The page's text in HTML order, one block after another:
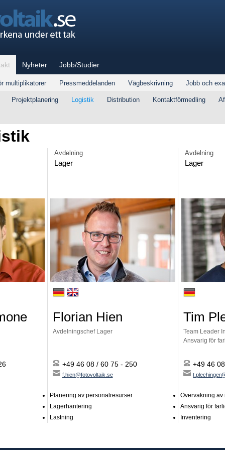
Nyheter Jobb/Studier
multiplikatorer Pressmeddelanden Vägbeskrivning Jobb och
Projektplanering Logistik Distribution Kontaktförmedling
Avdelning
Lager
Florian Hien
Avdelningschef Lager
+49 46 08 / 60 75 - 250
f.hien@fotovoltaik.se
Planering av personalresurser
Lagerhantering
Lastning
Avdelning
Lager
Tim
Team Leader
Ansvarig för
+49 46
Övervakning av
Ansvarig för
Inventering